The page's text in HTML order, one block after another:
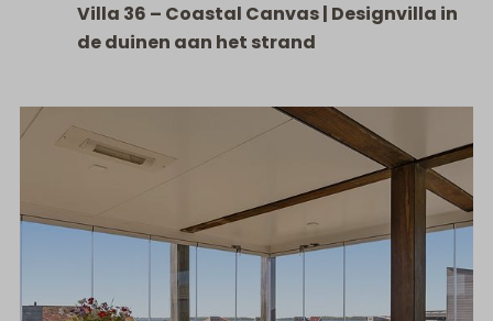
Villa 36 – Coastal Canvas | Designvilla in
de duinen aan het strand